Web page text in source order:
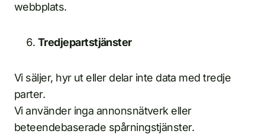
webbplats.
Tredjepartstjänster
Vi säljer, hyr ut eller delar inte data med tredje
parter.
Vi använder inga annonsnätverk eller
beteendebaserade spårningstjänster.